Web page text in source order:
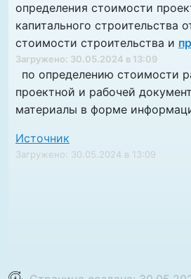
определения стоимости
капитального строительства
стоимости строительства и
Загружено: 30.05.2024 в 13:09
по определению стоимости
проектной и рабочей
материалы в форме
Источник
Загружено: 30.05.2024 в 13:09